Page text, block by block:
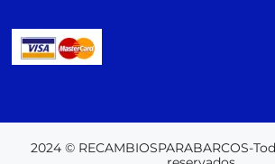
2024 © RECAMBIOSPARABARCOS-